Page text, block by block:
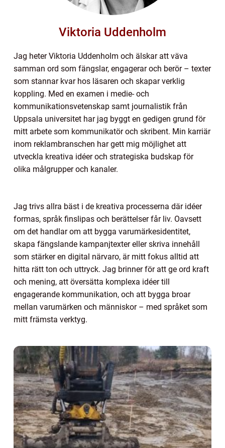
Viktoria Uddenholm
Jag heter Viktoria Uddenholm och älskar att väva
samman ord som fängslar, engagerar och berör – texter
som stannar kvar hos läsaren och skapar verklig
koppling. Med en examen i medie- och
kommunikationsvetenskap samt journalistik från
Uppsala universitet har jag byggt en gedigen grund för
mitt arbete som kommunikatör och skribent. Min karriär
inom reklambranschen har gett mig möjlighet att
utveckla kreativa idéer och strategiska budskap för
olika målgrupper och kanaler.
Jag trivs allra bäst i de kreativa processerna där idéer
formas, språk finslipas och berättelser får liv. Oavsett
om det handlar om att bygga varumärkesidentitet,
skapa fängslande kampanjtexter eller skriva innehåll
som stärker en digital närvaro, är mitt fokus alltid att
hitta rätt ton och uttryck. Jag brinner för att ge ord kraft
och mening, att översätta komplexa idéer till
engagerande kommunikation, och att bygga broar
mellan varumärken och människor – med språket som
mitt främsta verktyg.